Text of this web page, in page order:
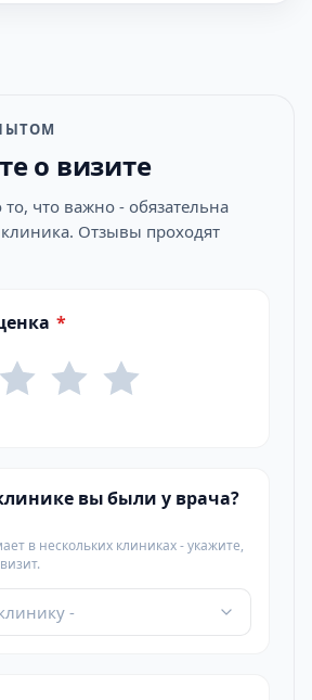
о визите
то, что важно - обязательна
Отзывы проходят
*
вы были у врача?
в нескольких клиниках - укажите,
-